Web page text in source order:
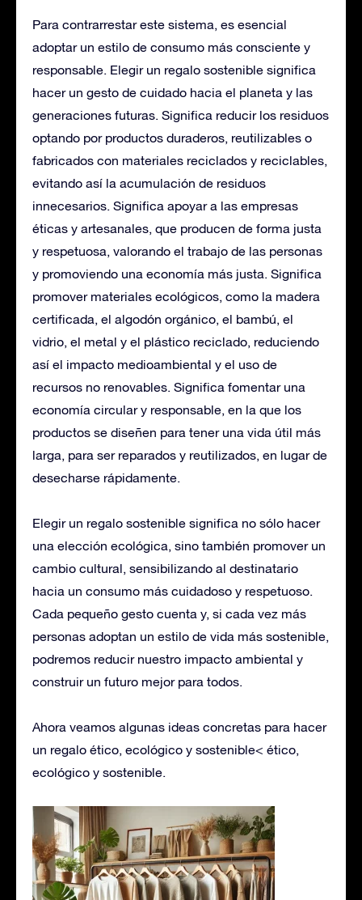
Para contrarrestar este sistema, es esencial
adoptar un estilo de consumo más consciente y
responsable. Elegir un regalo sostenible significa
hacer un gesto de cuidado hacia el planeta y las
generaciones futuras. Significa reducir los residuos
optando por productos duraderos, reutilizables o
fabricados con materiales reciclados y reciclables,
evitando así la acumulación de residuos
innecesarios. Significa apoyar a las empresas
éticas y artesanales, que producen de forma justa
y respetuosa, valorando el trabajo de las personas
y promoviendo una economía más justa. Significa
promover materiales ecológicos, como la madera
certificada, el algodón orgánico, el bambú, el
vidrio, el metal y el plástico reciclado, reduciendo
así el impacto medioambiental y el uso de
recursos no renovables. Significa fomentar una
economía circular y responsable, en la que los
productos se diseñen para tener una vida útil más
larga, para ser reparados y reutilizados, en lugar de
desecharse rápidamente.
Elegir un regalo sostenible significa no sólo hacer
una elección ecológica, sino también promover un
cambio cultural, sensibilizando al destinatario
hacia un consumo más cuidadoso y respetuoso.
Cada pequeño gesto cuenta y, si cada vez más
personas adoptan un estilo de vida más sostenible,
podremos reducir nuestro impacto ambiental y
construir un futuro mejor para todos.
Ahora veamos algunas ideas concretas para hacer
un regalo ético, ecológico y sostenible< ético,
ecológico y sostenible.